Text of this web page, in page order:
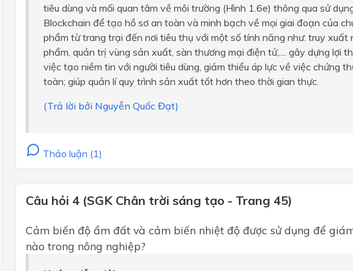
tiêu dùng và mối quan tâm về môi trường (Hình 1.6e) thông qua sử
Blockchain để tạo hồ sơ an toàn và minh bạch về mọi giai đoạn của
phẩm từ trang trại đến nơi tiêu thụ với một số tính năng như: truy xuất
phẩm, quản trị vùng sản xuất, sàn thương mại điện tử,.... gây dựng lợi
việc tạo niềm tin với người tiêu dùng, giảm thiểu áp lực về việc chứng
toàn; giúp quản lí quy trình sản xuất tốt hơn theo thời gian thực.
(Trả lời bởi Nguyễn Quốc Đạt)
Thảo luận (1)
Câu hỏi 4 (SGK Chân trời sáng tạo - Trang 45)
Cảm biến độ ẩm đất và cảm biến nhiệt độ được sử dụng để
nào trong nông nghiệp?